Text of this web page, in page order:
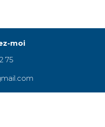
moi
75